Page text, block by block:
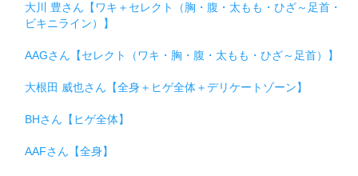
大川 豊さん【ワキ＋セレクト（胸・腹・太もも・ひざ～足首・
ビキニライン）】
AAGさん【セレクト（ワキ・胸・腹・太もも・ひざ～足首）】
大根田 威也さん【全身＋ヒゲ全体＋デリケートゾーン】
BHさん【ヒゲ全体】
AAFさん【全身】